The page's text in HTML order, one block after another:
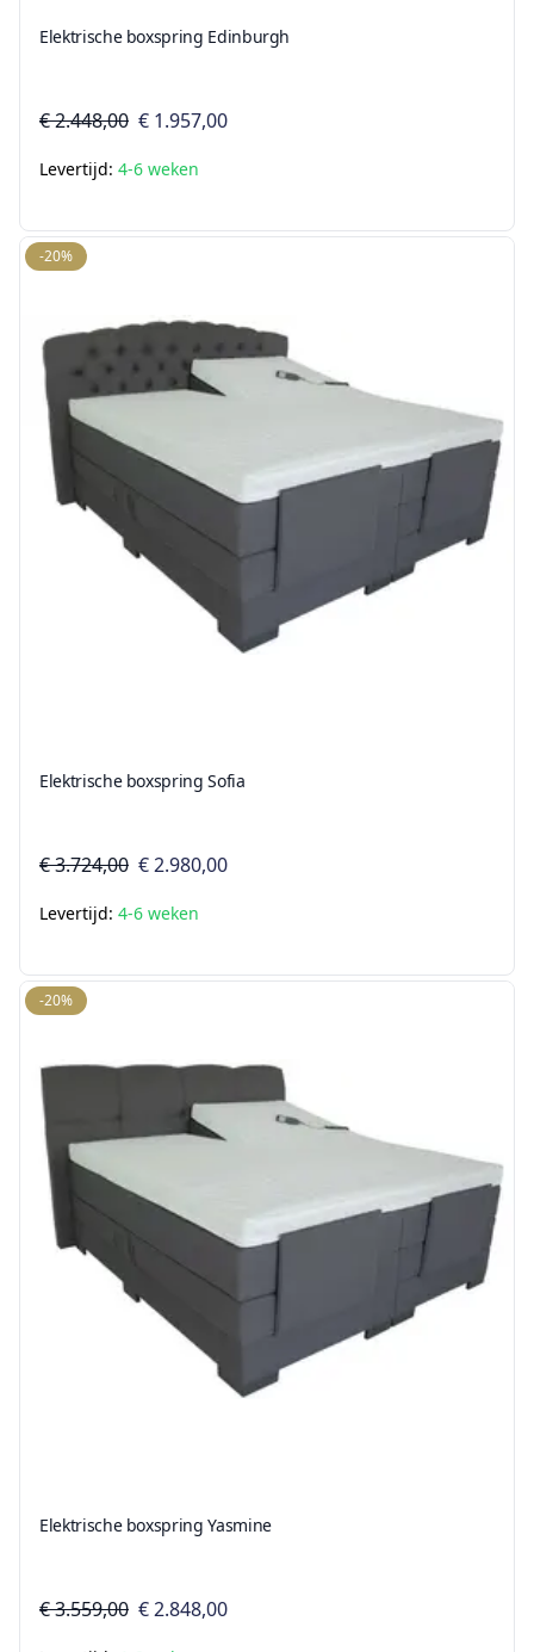
Elektrische boxspring Edinburgh
€ 2.448,00 € 1.957,00
Levertijd: 4-6 weken
-20%
Elektrische boxspring Sofia
€ 3.724,00 € 2.980,00
Levertijd: 4-6 weken
-20%
Elektrische boxspring Yasmine
€ 3.559,00 € 2.848,00